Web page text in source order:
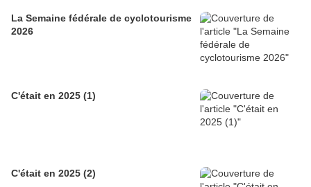
La Semaine fédérale de cyclotourisme
2026
C'était en 2025 (1)
C'était en 2025 (2)